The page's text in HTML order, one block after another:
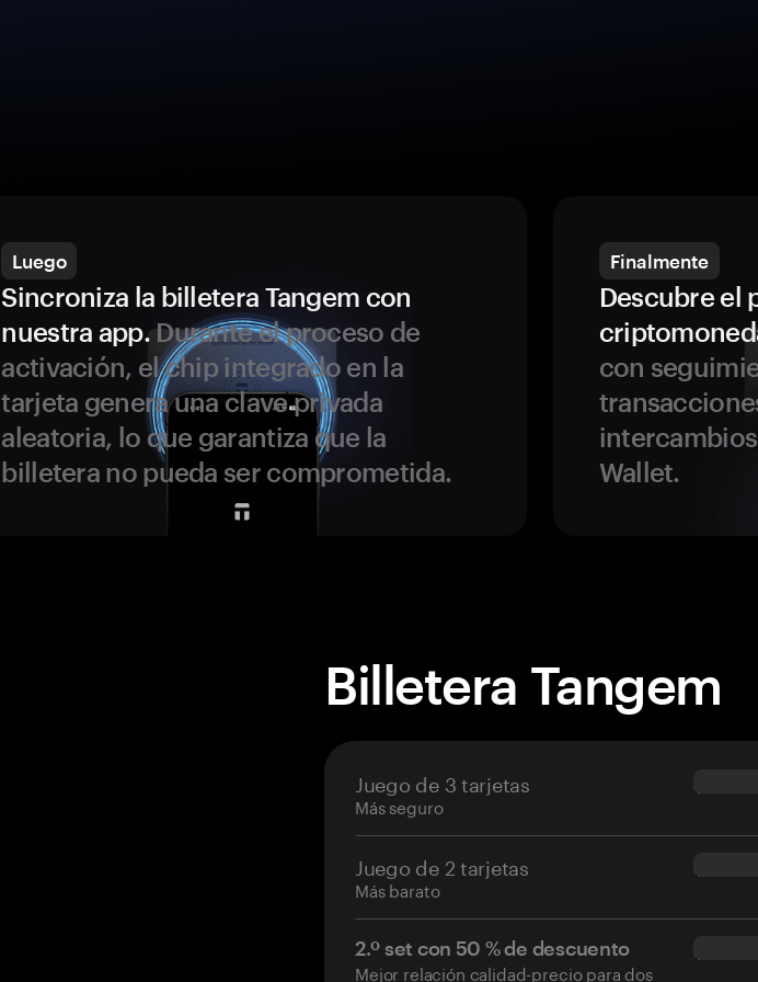
Luego
Sincroniza la billetera Tangem con
nuestra app.Durante el proceso de
activación, el chip integrado en la
tarjeta genera una clave privada
aleatoria, lo que garantiza que la
billetera no pueda ser comprometida.
Finalmente
Descubre el
con
Wallet.
Billetera Tangem
Juego de 3 tarjetas
Más seguro
$69.90
Juego de 2 tarjetas
Más barato
$54.90
2.º set con 50 % de descuento
Mejor relación calidad-precio para dos
$34.95